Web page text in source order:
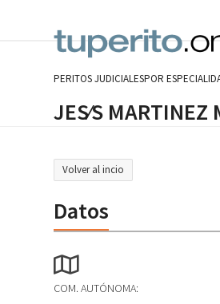
PERITOS JUDICIALESPOR
JES⁄S MARTINEZ
Volver al incio
Datos
COM. AUTÓNOMA: